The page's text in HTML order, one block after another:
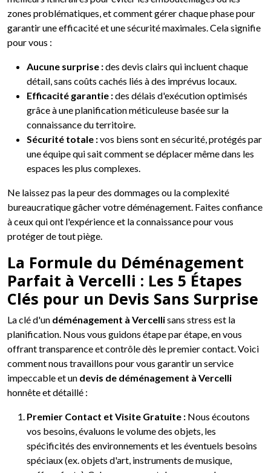
zones problématiques, et comment gérer chaque phase pour
garantir une efficacité et une sécurité maximales. Cela signifie
pour vous :
Aucune surprise :des devis clairs qui incluent chaque
détail, sans coûts cachés liés à des imprévus locaux.
Efficacité garantie :des délais d'exécution optimisés
grâce à une planification méticuleuse basée sur la
connaissance du territoire.
Sécurité totale :vos biens sont en sécurité, protégés par
une équipe qui sait comment se déplacer même dans les
espaces les plus complexes.
Ne laissez pas la peur des dommages ou la complexité
bureaucratique gâcher votre déménagement. Faites confiance
à ceux qui ont l'expérience et la connaissance pour vous
protéger de tout piège.
La Formule du Déménagement
Parfait à Vercelli : Les 5 Étapes
Clés pour un Devis Sans Surprise
La clé d'un déménagement à Vercellisans stress est la
planification. Nous vous guidons étape par étape, en vous
offrant transparence et contrôle dès le premier contact. Voici
comment nous travaillons pour vous garantir un service
impeccable et un devis de déménagement à Vercelli
honnête et détaillé :
Premier Contact et Visite Gratuite : Nous écoutons
vos besoins, évaluons le volume des objets, les
spécificités des environnements et les éventuels besoins
spéciaux (ex. objets d'art, instruments de musique,